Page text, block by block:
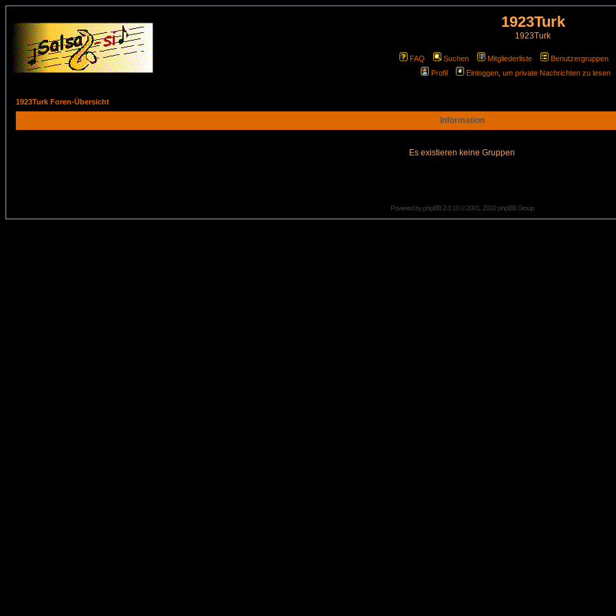
1923Turk
1923Turk
FAQ Suchen Mitgliederliste Benutzergruppen
Profil
Einloggen, um private Nachrichten zu lesen
1923Turk Foren-Übersicht
Information
Es existieren keine Gruppen
Powered byphpBB2.0.10 © 2001, 2002 phpBB Group